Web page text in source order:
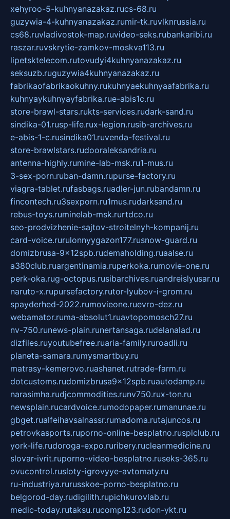
xehyroo-5-kuhnyanazakaz.rucs-68.ru
guzywia-4-kuhnyanazakaz.rumir-tk.ruvlknrussia.ru
cs68.ruvladivostok-map.ruvideo-seks.rubankaribi.ru
raszar.ruvskrytie-zamkov-moskva113.ru
lipetsktelecom.rutovudyi4kuhnyanazakaz.ru
seksuzb.ruguzywia4kuhnyanazakaz.ru
fabrikaofabrikaokuhny.rukuhnyaekuhnyaafabrika.ru
kuhnyaykuhnyayfabrika.rue-abis1c.ru
store-brawl-stars.rukts-services.rudark-sand.ru
sindika-01.rusp-life.rux-legion.rusib-archives.ru
e-abis-1-c.rusindika01.ruvenda-festival.ru
store-brawlstars.rudooraleksandria.ru
antenna-highly.rumine-lab-msk.ru1-mus.ru
3-sex-porn.ruban-damn.rupurse-factory.ru
viagra-tablet.rufasbags.ruadler-jun.rubandamn.ru
fincontech.ru3sexporn.ru1mus.rudarksand.ru
rebus-toys.ruminelab-msk.rurtdco.ru
seo-prodvizhenie-sajtov-stroitelnyh-kompanij.ru
card-voice.rurulonnyygazon177.rusnow-guard.ru
domizbrusa-9x12spb.rudemaholding.ruaalse.ru
a380club.ruargentinamia.ruperkoka.rumovie-one.ru
perk-oka.rug-octopus.rusibarchives.ruandreislyusar.ru
naruto-x.rupursefactory.rutor-lyubov-i-grom.ru
spayderhed-2022.rumovieone.ruevro-dez.ru
webamator.ruma-absolut1.ruavtopomosch27.ru
nv-750.runews-plain.runertansaga.rudelanalad.ru
dizfiles.ruyoutubefree.ruaria-family.ruroadli.ru
planeta-samara.rumysmartbuy.ru
matrasy-kemerovo.ruashanet.rutrade-farm.ru
dotcustoms.rudomizbrusa9x12spb.ruautodamp.ru
narasimha.rudjcommodities.runv750.rux-ton.ru
newsplain.rucardvoice.rumodopaper.rumanunae.ru
gbget.rualfeihavsalnassr.rumadoma.rutajuncos.ru
petrovkasports.ruporno-online-besplatno.rusplclub.ru
york-life.rudoroga-expo.ruribery.rucleanmedicine.ru
slovar-ivrit.ruporno-video-besplatno.ruseks-365.ru
ovucontrol.rusloty-igrovyye-avtomaty.ru
ru-industriya.rurusskoe-porno-besplatno.ru
belgorod-day.rudigilith.rupichkurovlab.ru
medic-today.rutaksu.rucomp123.rudon-ykt.ru